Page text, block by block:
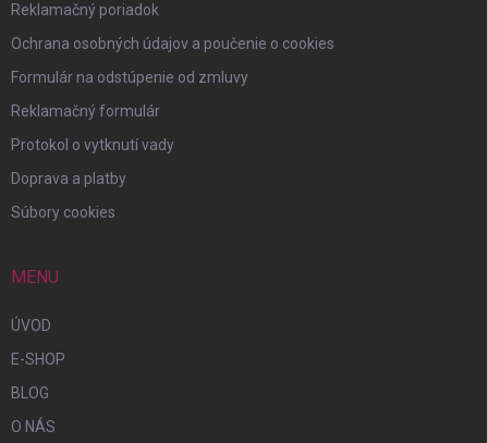
Reklamačný poriadok
Ochrana osobných údajov a poučenie o cookies
Formulár na odstúpenie od zmluvy
Reklamačný formulár
Protokol o vytknutí vady
Doprava a platby
Súbory cookies
MENU
ÚVOD
E-SHOP
BLOG
O NÁS